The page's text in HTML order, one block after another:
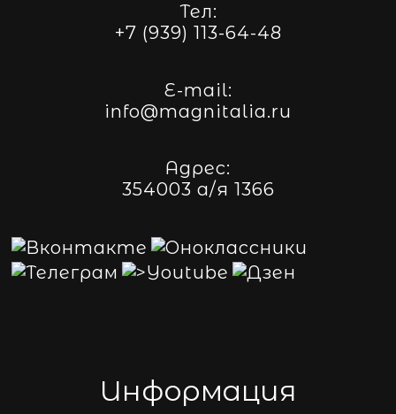
Тел:
+7 (939) 113-64-48
E-mail:
info@magnitalia.ru
Адрес:
354003 а/я 1366
Информация